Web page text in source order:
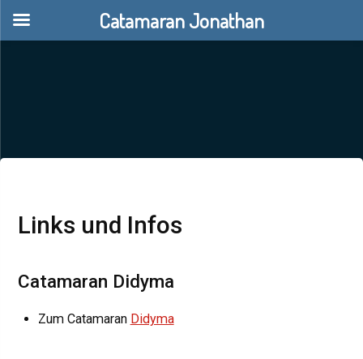
Links und Infos
Catamaran Didyma
Zum Catamaran Didyma
Catamaran Jonathan